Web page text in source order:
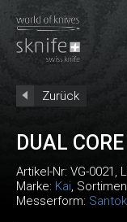
Zurück
DUAL
Artikel-Nr: VG-0021 ,
Marke: Kai,
Messerform: